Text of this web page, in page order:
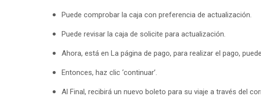
Puede comprobar la caja con preferencia de actualización.
Puede revisar la caja de solicite para actualización.
Ahora, está en La página de pago, para realizar el pago,
Entonces, haz clic ‘continuar’.
Al Final, recibirá un nuevo boleto para su viaje a través del